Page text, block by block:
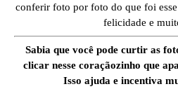
conferir foto por foto do que foi
felicidade e
Sabia que você pode curtir as
clicar nesse coraçãozinho que
Isso ajuda e incentiva